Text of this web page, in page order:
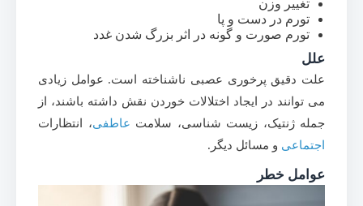
تغییر وزن
تورم در دست و پا
تورم صورت و گونه در اثر بزرگ شدن غدد
علل
علت دقیق پرخوری عصبی ناشناخته است. عوامل زیادی
می توانند در ایجاد اختلالات خوردن نقش داشته باشند، از
جمله ژنتیک، زیست شناسی، سلامت عاطفی، انتظارات
اجتماعی و مسائل دیگر.
عوامل خطر